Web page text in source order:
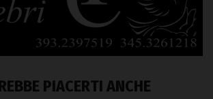
PIACERTI ANCHE